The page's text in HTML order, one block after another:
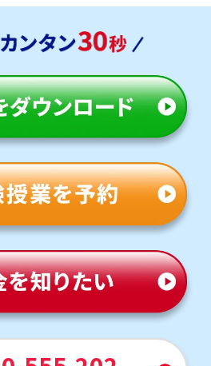
コース
に所在し、最寄り駅から数十分で行け
いやすい立地にあります。授業がない
塾する生徒も多くいます。
籍）
の出題が多い分、学校の授業の理解度
大きく差が開きます。後半の文章題に
う、基本的な公式や解法は完璧にした
籍）
の出題が多い分、学校の授業の理解度
大きく差が開きます。英単語やイディオ
けでなく、教科書の例文とセットで覚
コース